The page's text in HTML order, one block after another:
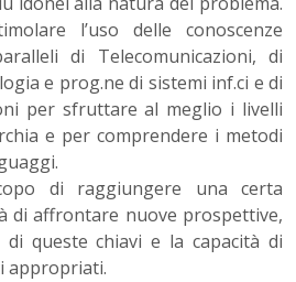
l’uso delle conoscenze
di Telecomunicazioni, di
e prog.ne di sistemi inf.ci e di
per sfruttare al meglio i livelli
e per comprendere i metodi
di raggiungere una certa
di affrontare nuove prospettive,
di queste chiavi e la capacità di
appropriati.